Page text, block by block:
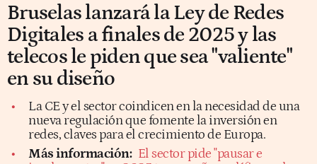
Bruselas lanzará la Ley de Redes
Digitales a finales de 2025 y las
telecos le piden que sea "valiente"
en su diseño
La CE y el sector coindicen en la necesidad de una
nueva regulación que fomente la inversión en
redes, claves para el crecimiento de Europa.
Más información: El sector pide "pausar e